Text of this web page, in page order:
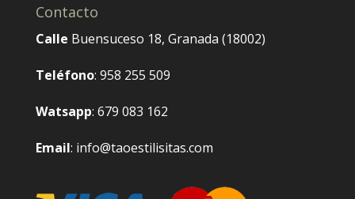
Contacto
Calle Buensuceso 18, Granada (18002)
Teléfono: 958 255 509
Watsapp: 679 083 162
Email: info@taoestilisitas.com